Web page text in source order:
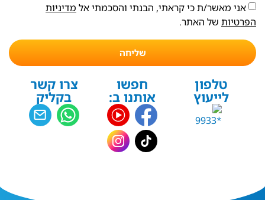
אני מאשר/ת כי קראתי, הבנתי והסכמתי אל מדיניות
הפרטיות של האתר.
שליחה
טלפון
לייעוץ
חפשו
אותנו ב:
צרו קשר
בקליק